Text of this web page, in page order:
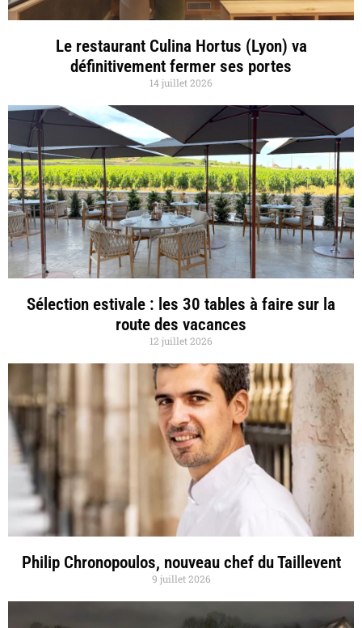
Le restaurant Culina Hortus (Lyon) va
définitivement fermer ses portes
14 juillet 2026
Sélection estivale : les 30 tables à faire sur la
route des vacances
12 juillet 2026
Philip Chronopoulos, nouveau chef du Taillevent
9 juillet 2026